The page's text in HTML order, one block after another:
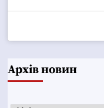
Архів новин